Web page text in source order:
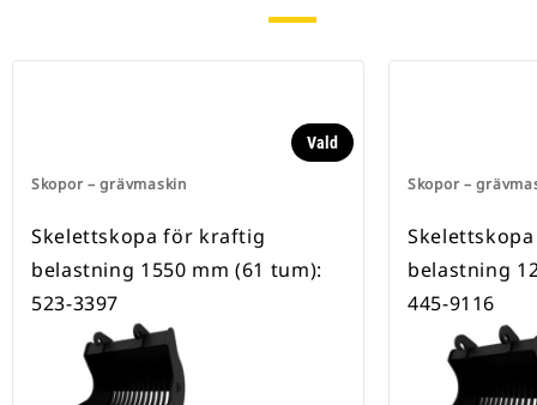
Skopor – grävmaskin
Vald
Skelettskopa för kraftig
belastning 1550 mm (61 tum):
523-3397
Skopor –
belastning
445-9116